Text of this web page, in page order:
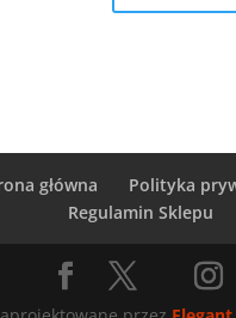
główna
Polityka
Regulamin Sklepu